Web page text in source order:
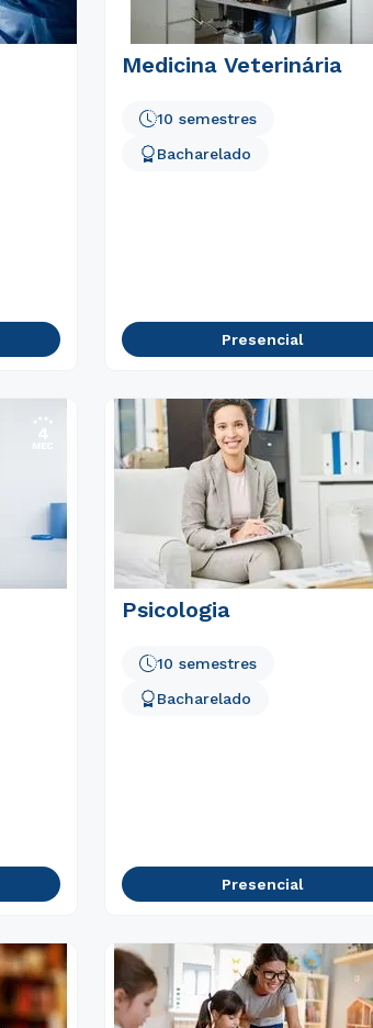
Medicina Veterinária
10 semestres
Bacharelado
Presencial
Psicologia
10 semestres
Bacharelado
Presencial